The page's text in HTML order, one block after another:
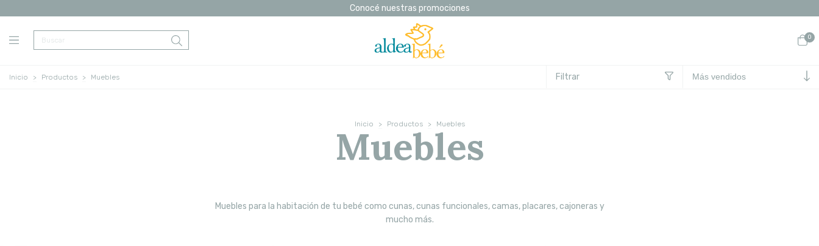
Conocé nuestras promociones
0
Inicio > Productos > Muebles Filtrar
Inicio > Productos > Muebles
Muebles
Muebles para la habitación de tu bebé como cunas, cunas funcionales, camas, placares, cajoneras y
mucho más.